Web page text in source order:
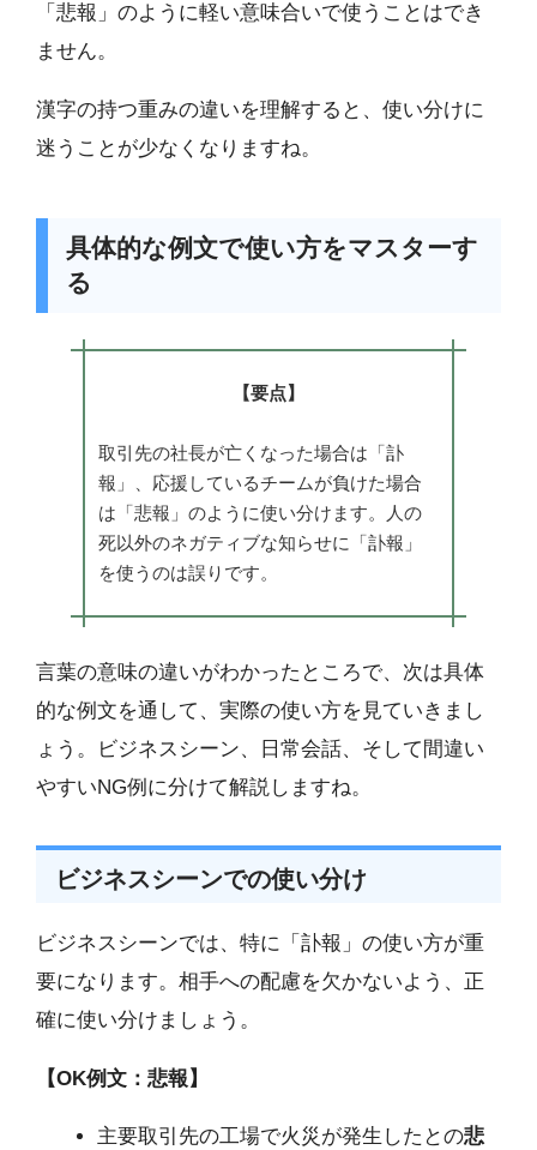
「悲報」のように軽い意味合いで使うことはでき
ません。
漢字の持つ重みの違いを理解すると、使い分けに
迷うことが少なくなりますね。
具体的な例文で使い方をマスターす
る
【要点】
取引先の社長が亡くなった場合は「訃
報」、応援しているチームが負けた場合
は「悲報」のように使い分けます。人の
死以外のネガティブな知らせに「訃報」
を使うのは誤りです。
言葉の意味の違いがわかったところで、次は具体
的な例文を通して、実際の使い方を見ていきまし
ょう。ビジネスシーン、日常会話、そして間違い
やすいNG例に分けて解説しますね。
ビジネスシーンでの使い分け
ビジネスシーンでは、特に「訃報」の使い方が重
要になります。相手への配慮を欠かないよう、正
確に使い分けましょう。
【OK例文：悲報】
主要取引先の工場で火災が発生したとの悲